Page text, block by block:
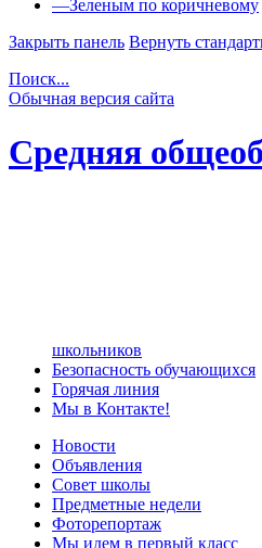
—Зеленым по коричневому
Закрыть панель Вернуть
Поиск...
Обычная версия сайта
Средняя
школьников
Безопасность обучающихся
Горячая линия
Мы в Контакте!
Новости
Объявления
Совет школы
Предметные недели
Фоторепортаж
Мы идем в первый класс